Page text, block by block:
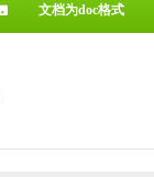
文档为doc格式